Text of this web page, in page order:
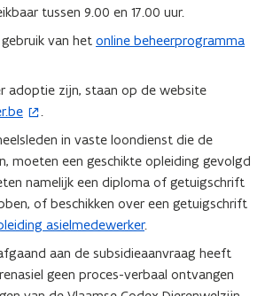
tussen 9.00 en 17.00 uur.
van het online beheerprogramma
adoptie zijn, staan op de website
.
in vaste loondienst die de
moeten een geschikte opleiding gevolgd
namelijk een diploma of getuigschrift
of beschikken over een getuigschrift
asielmedewerker.
aan de subsidieaanvraag heeft
geen proces-verbaal ontvangen